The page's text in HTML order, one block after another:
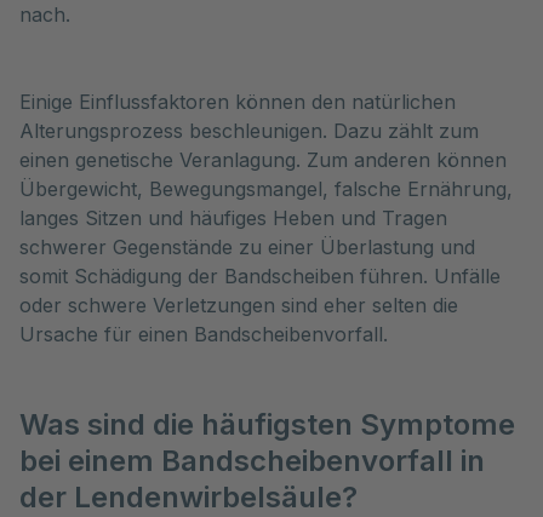
nach.
Einige Einflussfaktoren können den natürlichen
Alterungsprozess beschleunigen. Dazu zählt zum
einen genetische Veranlagung. Zum anderen können
Übergewicht, Bewegungsmangel, falsche Ernährung,
langes Sitzen und häufiges Heben und Tragen
schwerer Gegenstände zu einer Überlastung und
somit Schädigung der Bandscheiben führen. Unfälle
oder schwere Verletzungen sind eher selten die
Ursache für einen Bandscheibenvorfall.
Was sind die häufigsten Symptome
bei einem Bandscheibenvorfall in
der Lendenwirbelsäule?